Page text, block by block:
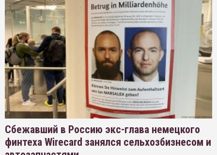
Сбежавший в Россию экс-глава немецкого
финтеха Wirecard занялся сельхозбизнесом и